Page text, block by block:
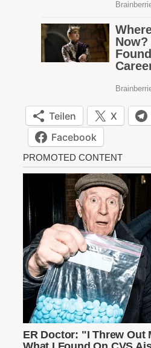
Teilen X
Facebook